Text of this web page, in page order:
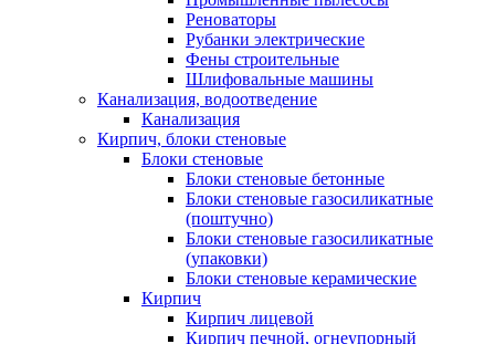
Реноваторы
Рубанки электрические
Фены строительные
Шлифовальные машины
Канализация, водоотведение
Канализация
Кирпич, блоки стеновые
Блоки стеновые
Блоки стеновые бетонные
Блоки стеновые газосиликатные
(поштучно)
Блоки стеновые газосиликатные
(упаковки)
Блоки стеновые керамические
Кирпич
Кирпич лицевой
Кирпич печной, огнеупорный